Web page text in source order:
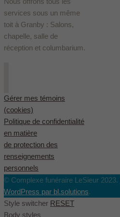
services sous un même
toit à Granby : Salons,
chapelle, salle de
réception et columbarium.
Gérer mes témoins
(cookies)
Politique de confidentialité
en matière
de protection des
renseignements
personnels
© Complexe funéraire LeSieur 2023.
WordPress par bl.solutions.
Style switcher RESET
Body styles